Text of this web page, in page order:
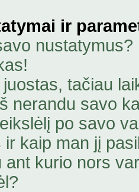
ir
nustatymus?
tačiau
nerandu savo
po savo
kaip man jį
ant kurio nors